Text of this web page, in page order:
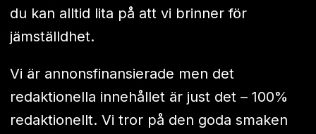
du kan alltid lita på att vi brinner för
jämställdhet.
Vi är annonsfinansierade men det
redaktionella innehållet är just det – 100%
redaktionellt. Vi tror på den goda smaken